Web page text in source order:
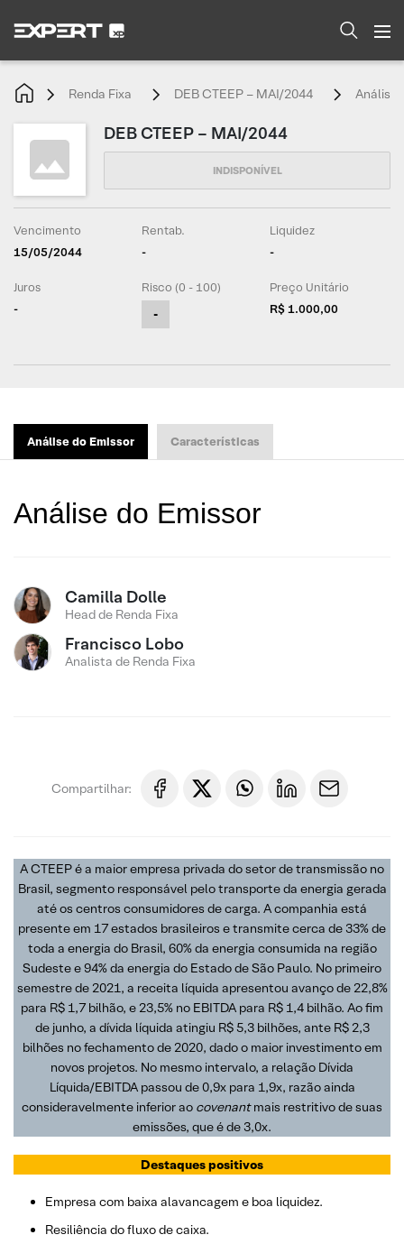
Renda Fixa DEB CTEEP – MAI/2044 Análise
DEB CTEEP – MAI/2044
Vencimento
15/05/2044
Rentab.
-
Liquidez
-
Juros
-
Risco (0 - 100)
-
Preço Unitário
R$ 1.000,00
Análise do Emissor Características
Análise do Emissor
Camilla Dolle
Head de Renda Fixa
Francisco Lobo
Analista de Renda Fixa
Compartilhar:
A CTEEP é a maior empresa privada do setor de transmissão no
Brasil, segmento responsável pelo transporte da energia gerada
até os centros consumidores de carga. A companhia está
presente em 17 estados brasileiros e transmite cerca de 33% de
toda a energia do Brasil, 60% da energia consumida na região
Sudeste e 94% da energia do Estado de São Paulo. No primeiro
semestre de 2021, a receita líquida apresentou avanço de 22,8%
para R$ 1,7 bilhão, e 23,5% no EBITDA para R$ 1,4 bilhão. Ao fim
de junho, a dívida líquida atingiu R$ 5,3 bilhões, ante R$ 2,3
bilhões no fechamento de 2020, dado o maior investimento em
novos projetos. No mesmo intervalo, a relação Dívida
Líquida/EBITDA passou de 0,9x para 1,9x, razão ainda
consideravelmente inferior ao covenantmais restritivo de suas
emissões, que é de 3,0x.
Destaques positivos
Empresa com baixa alavancagem e boa liquidez.
Resiliência do fluxo de caixa.